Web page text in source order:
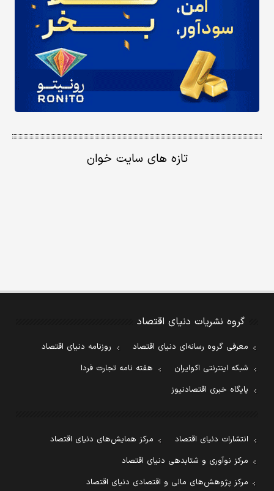
تازه های سایت خوان
گروه نشریات دنیای اقتصاد
معرفی گروه رسانه‌ای دنیای اقتصاد
روزنامه دنیای اقتصاد
شبکه اینترنتی اکوایران
هفته نامه تجارت فردا
پایگاه خبری اقتصادنیوز
انتشارات دنیای اقتصاد
مرکز همایش‌های دنیای اقتصاد
مرکز نوآوری و شتابدهی دنیای اقتصاد
مرکز پژوهش‌های مالی و اقتصادی دنیای اقتصاد